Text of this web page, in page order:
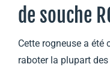
de souche
Cette rogneuse a été
raboter la plupart des